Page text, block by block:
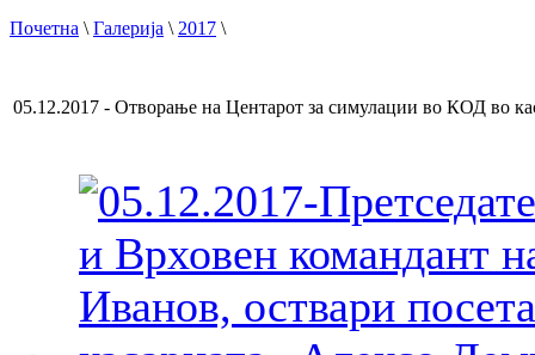
Почетна \Галерија \2017 \
05.12.2017 - Отворање на Центарот за симулации во КОД во